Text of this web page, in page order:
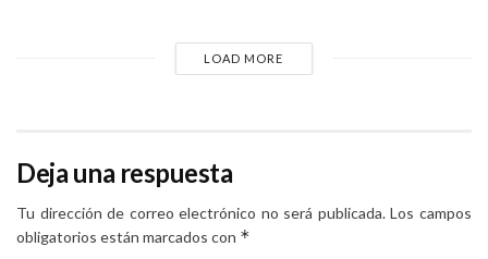
LOAD MORE
Deja una respuesta
Tu dirección de correo electrónico no será publicada. Los campos
obligatorios están marcados con *